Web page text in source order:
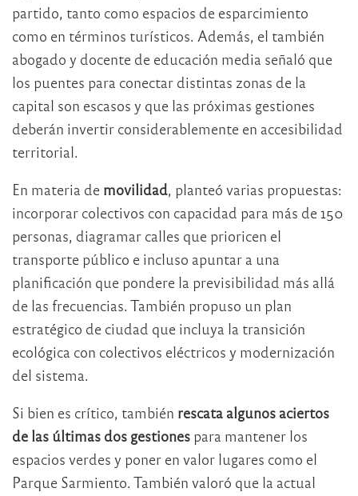
partido, tanto como espacios de esparcimiento
como en términos turísticos. Además, el también
abogado y docente de educación media señaló que
los puentes para conectar distintas zonas de la
capital son escasos y que las próximas gestiones
deberán invertir considerablemente en accesibilidad
territorial.
En materia de movilidad, planteó varias propuestas:
incorporar colectivos con capacidad para más de 150
personas, diagramar calles que prioricen el
transporte público e incluso apuntar a una
planificación que pondere la previsibilidad más allá
de las frecuencias. También propuso un plan
estratégico de ciudad que incluya la transición
ecológica con colectivos eléctricos y modernización
del sistema.
Si bien es crítico, también rescata algunos aciertos
de las últimas dos gestiones para mantener los
espacios verdes y poner en valor lugares como el
Parque Sarmiento. También valoró que la actual